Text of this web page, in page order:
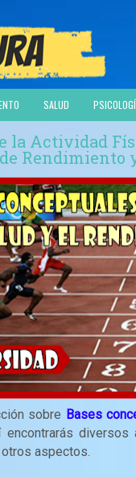
SALUD
la Actividad
Rendimiento
sobre Bases
encontrarás
aspectos.